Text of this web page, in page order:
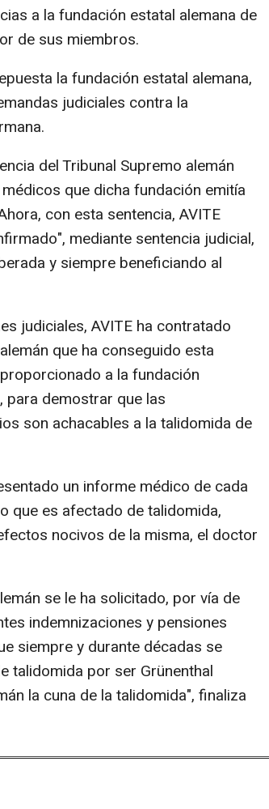
a la fundación estatal alemana de
de sus miembros.
la fundación estatal alemana,
judiciales contra la
del Tribunal Supremo alemán
que dicha fundación emitía
con esta sentencia, AVITE
mediante sentencia judicial,
y siempre beneficiando al
judiciales, AVITE ha contratado
que ha conseguido esta
a la fundación
para demostrar que las
son achacables a la talidomida de
un informe médico de cada
que es afectado de talidomida,
nocivos de la misma, el doctor
se le ha solicitado, por vía de
indemnizaciones y pensiones
siempre y durante décadas se
talidomida por ser Grünenthal
la cuna de la talidomida", finaliza